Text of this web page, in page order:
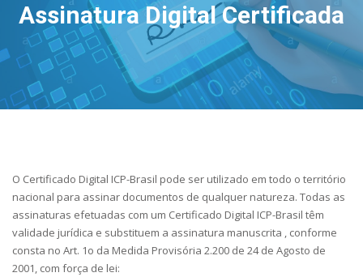
Assinatura Digital Certificada
O Certificado Digital ICP-Brasil pode ser utilizado em todo o território
nacional para assinar documentos de qualquer natureza. Todas as
assinaturas efetuadas com um Certificado Digital ICP-Brasil têm
validade jurídica e substituem a assinatura manuscrita , conforme
consta no Art. 1o da Medida Provisória 2.200 de 24 de Agosto de
2001, com força de lei: